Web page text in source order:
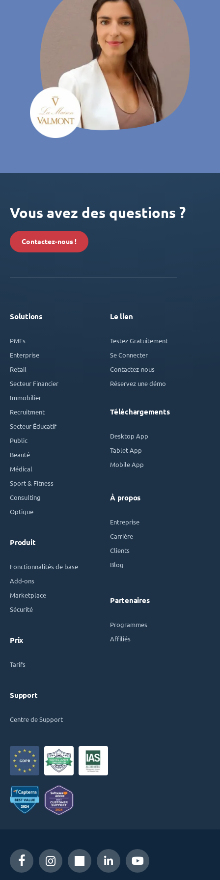
Vous avez des questions ?
Contactez-nous !
Solutions
PMEs
Enterprise
Retail
Secteur Financier
Immobilier
Recruitment
Secteur Éducatif
Public
Beauté
Médical
Sport & Fitness
Consulting
Optique
Produit
Fonctionnalités de base
Add-ons
Marketplace
Sécurité
Prix
Tarifs
Support
Centre de Support
Le lien
Testez Gratuitement
Se Connecter
Contactez-nous
Réservez une démo
Téléchargements
Desktop App
Tablet App
Mobile App
À propos
Entreprise
Carrière
Clients
Blog
Partenaires
Programmes
Affiliés